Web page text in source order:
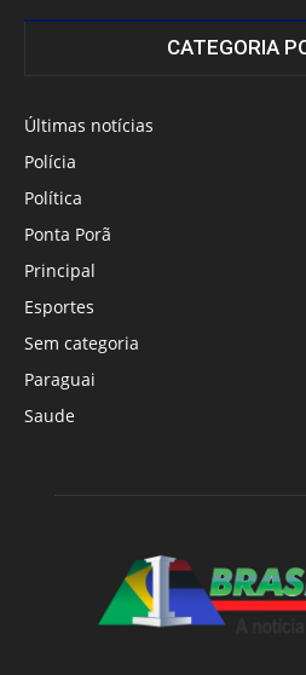
CATEGORIA
Últimas notícias
Polícia
Política
Ponta Porã
Principal
Esportes
Sem categoria
Paraguai
Saude